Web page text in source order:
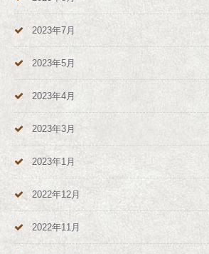
2023年7月
2023年5月
2023年4月
2023年3月
2023年1月
2022年12月
2022年11月